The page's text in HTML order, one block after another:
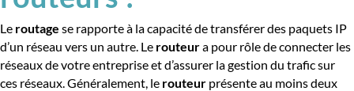
Le routage se rapporte à la capacité de transférer des paquets IP
d’un réseau vers un autre. Le routeura pour rôle de connecter les
réseaux de votre entreprise et d’assurer la gestion du trafic sur
ces réseaux. Généralement, le routeur présente au moins deux